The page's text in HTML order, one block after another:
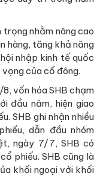
nhằm nâng cao
hàng, tăng khả năng
nhập kinh tế quốc
của cổ đông.
vốn hóa SHB chạm
đầu năm, hiện giao
SHB ghi nhận nhiều
dẫn đầu nhóm
ngày 7/7, SHB có
phiếu. SHB cũng là
khối ngoại với khối